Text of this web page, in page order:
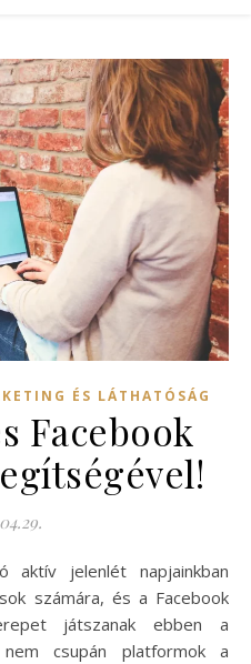
ÉS LÁTHATÓSÁG
Facebook
számára, és a Facebook
játszanak ebben a
csupán platformok a